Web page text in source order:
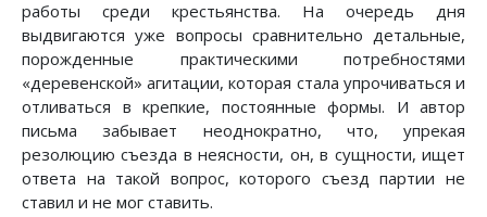
работы среди крестьянства. На очередь дня
выдвигаются уже вопросы сравнительно детальные,
порожденные практическими потребностями
«деревенской» агитации, которая стала упрочиваться и
отливаться в крепкие, постоянные формы. И автор
письма забывает неоднократно, что, упрекая
резолюцию съезда в неясности, он, в сущности, ищет
ответа на такой вопрос, которого съезд партии не
ставил и не мог ставить.